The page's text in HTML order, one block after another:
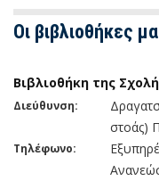
Οι βιβλιοθήκες
Βιβλιοθήκη της
Διεύθυνση:
στοάς)
Τηλέφωνο: